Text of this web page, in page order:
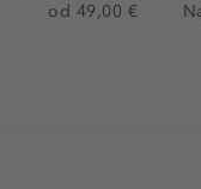
od 49,00 €